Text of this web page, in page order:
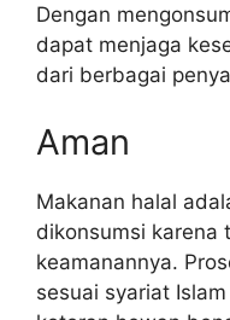
Dengan
dapat menjaga
dari berbagai
Aman
Makanan halal
dikonsumsi karena
keamanannya.
sesuai syariat